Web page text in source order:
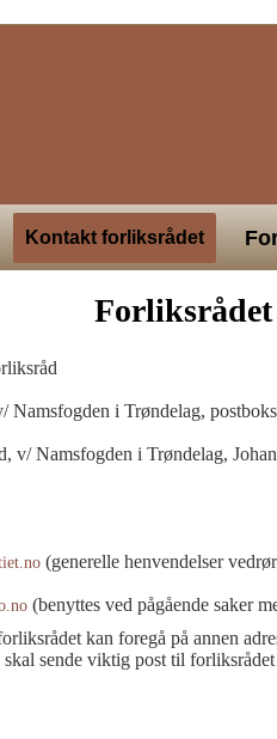
Kontakt forliksrådet
Forliksrådet
Namsfogden i Trøndelag,
v/ Namsfogden i Trøndelag,
(generelle henvendelser
(benyttes ved pågående saker
kan foregå på annen
sende viktig post til